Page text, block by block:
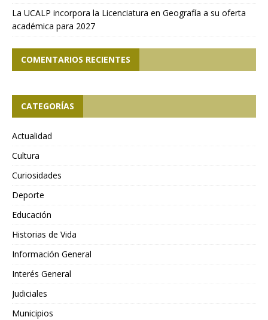
La UCALP incorpora la Licenciatura en Geografía a su oferta
académica para 2027
COMENTARIOS RECIENTES
CATEGORÍAS
Actualidad
Cultura
Curiosidades
Deporte
Educación
Historias de Vida
Información General
Interés General
Judiciales
Municipios